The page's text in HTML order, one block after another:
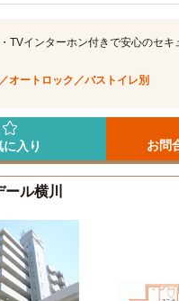
TVインターホン付きで安心のセ
オートロック／バストイレ別
に入り お問
ル横川